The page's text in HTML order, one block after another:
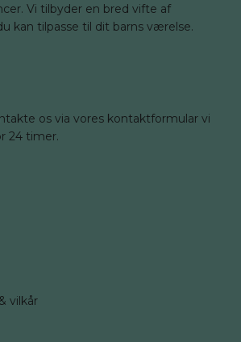
Vi tilbyder en bred vifte af
kan tilpasse til dit barns værelse.
os via vores kontaktformular vi
24 timer.
vilkår